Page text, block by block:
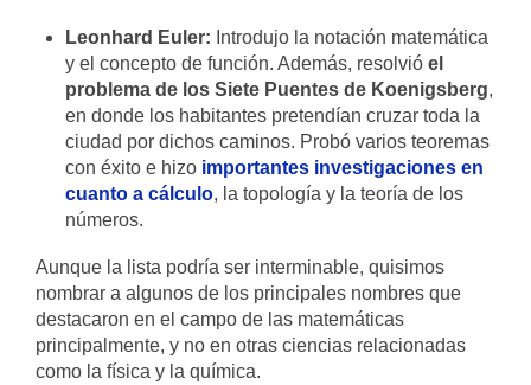
Leonhard Euler: Introdujo la notación matemática
y el concepto de función. Además, resolvióel
problema de los Siete Puentes de Koenigsberg,
en donde los habitantes pretendían cruzar toda la
ciudad por dichos caminos. Probó varios teoremas
con éxito e hizo importantes investigaciones en
cuanto a cálculo, la topología y la teoría de los
números.
Aunque la lista podría ser interminable, quisimos
nombrar a algunos de los principales nombres que
destacaron en el campo de las matemáticas
principalmente, y no en otras ciencias relacionadas
como la física y la química.